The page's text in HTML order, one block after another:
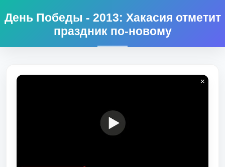
День Победы - 2013: Хакасия отметит
праздник по-новому